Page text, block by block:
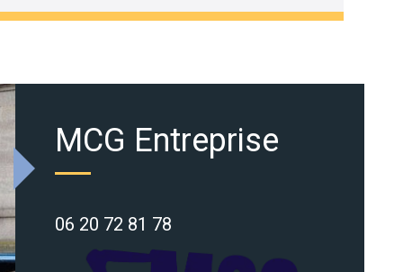
MCG Entreprise
06 20 72 81 78